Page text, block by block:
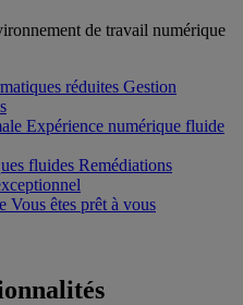
de travail numérique
réduites Gestion
Expérience numérique fluide
fluides Remédiations
Vous êtes prêt à vous